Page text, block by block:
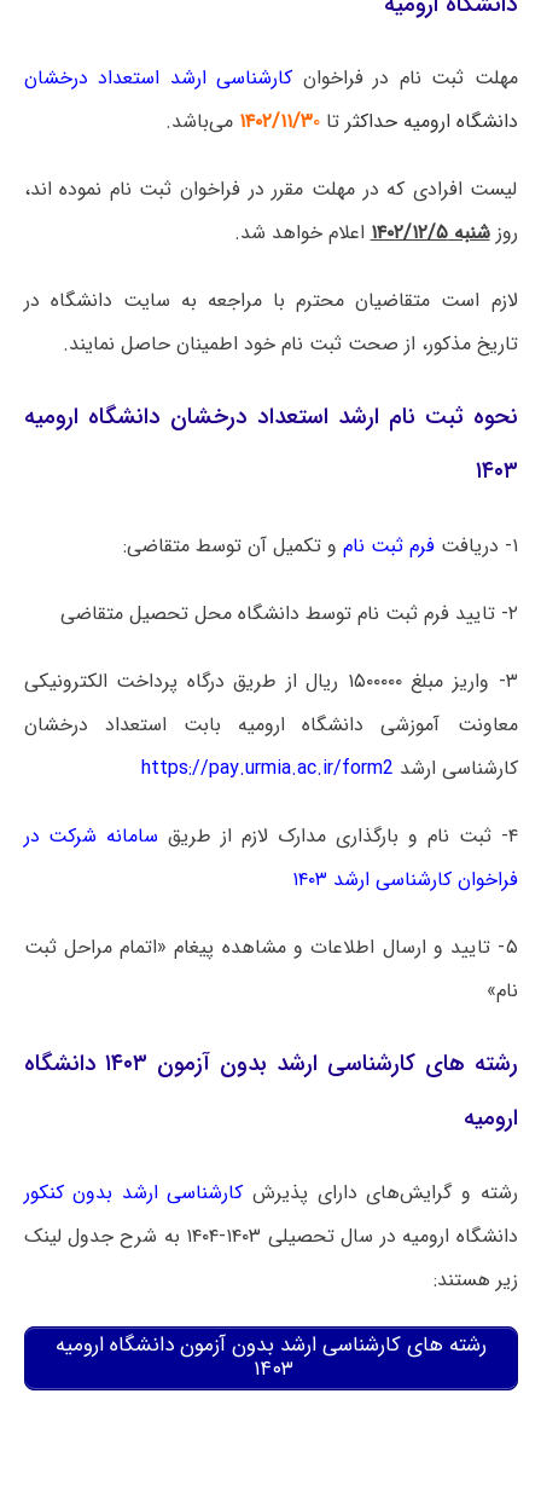
مهلت ثبت نام در فراخوان کارشناسی ارشد استعداد درخشان
دانشگاه ارومیهحداکثر تا ۱۴۰۲/۱۱/۳۰ می‌باشد.
لیست افرادی که در مهلت مقرر در فراخوان ثبت نام نموده اند،
روزشنبه ۱۴۰۲/۱۲/۵ اعلام خواهد شد.
لازم است متقاضیان محترم با مراجعه به سایت دانشگاه در
تاریخ مذکور، از صحت ثبت نام خود اطمینان حاصل نمایند.
نحوه ثبت نام ارشد استعداد درخشان دانشگاه ارومیه
۱۴۰۳
۱- دریافت فرم ثبت نام و تکمیل آن توسط متقاضی:
۲- تایید فرم ثبت نام توسط دانشگاه محل تحصیل متقاضی
۳- واریز مبلغ ۱۵۰۰۰۰۰ ریال از طریق درگاه پرداخت الکترونیکی
معاونت آموزشی دانشگاه ارومیه بابت استعداد درخشان
کارشناسی ارشد https://pay.urmia.ac.ir/form2
۴- ثبت نام و بارگذاری مدارک لازم از طریق
سامانه شرکت در
فراخوان کارشناسی ارشد ۱۴۰۳
۵- تایید و ارسال اطلاعات و مشاهده پیغام «اتمام مراحل ثبت
نام»
رشته های کارشناسی ارشد بدون آزمون ۱۴۰۳ دانشگاه
ارومیه
رشته و گرایش‌های دارای پذیرش کارشناسی ارشد بدون کنکور
دانشگاه ارومیه در سال تحصیلی ۱۴۰۳-۱۴۰۴ به شرح جدول لینک
زیر هستند:
رشته های کارشناسی ارشد بدون آزمون دانشگاه ارومیه
۱۴۰۳